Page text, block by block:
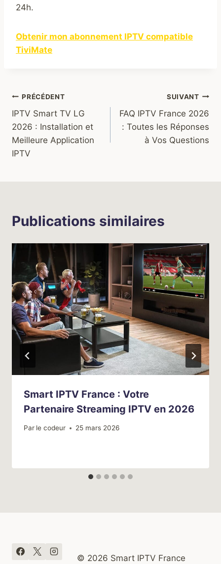
24h.
Obtenir mon abonnement IPTV compatible
TiviMate
Navigation
de
l’article
PRÉCÉDENT
IPTV Smart TV LG
2026 : Installation et
Meilleure Application
IPTV
SUIVANT
FAQ IPTV France 2026
: Toutes les Réponses
à Vos Questions
Publications similaires
Smart IPTV France : Votre
Partenaire Streaming IPTV en 2026
Par le codeur 25 mars 2026
© 2026 Smart IPTV France